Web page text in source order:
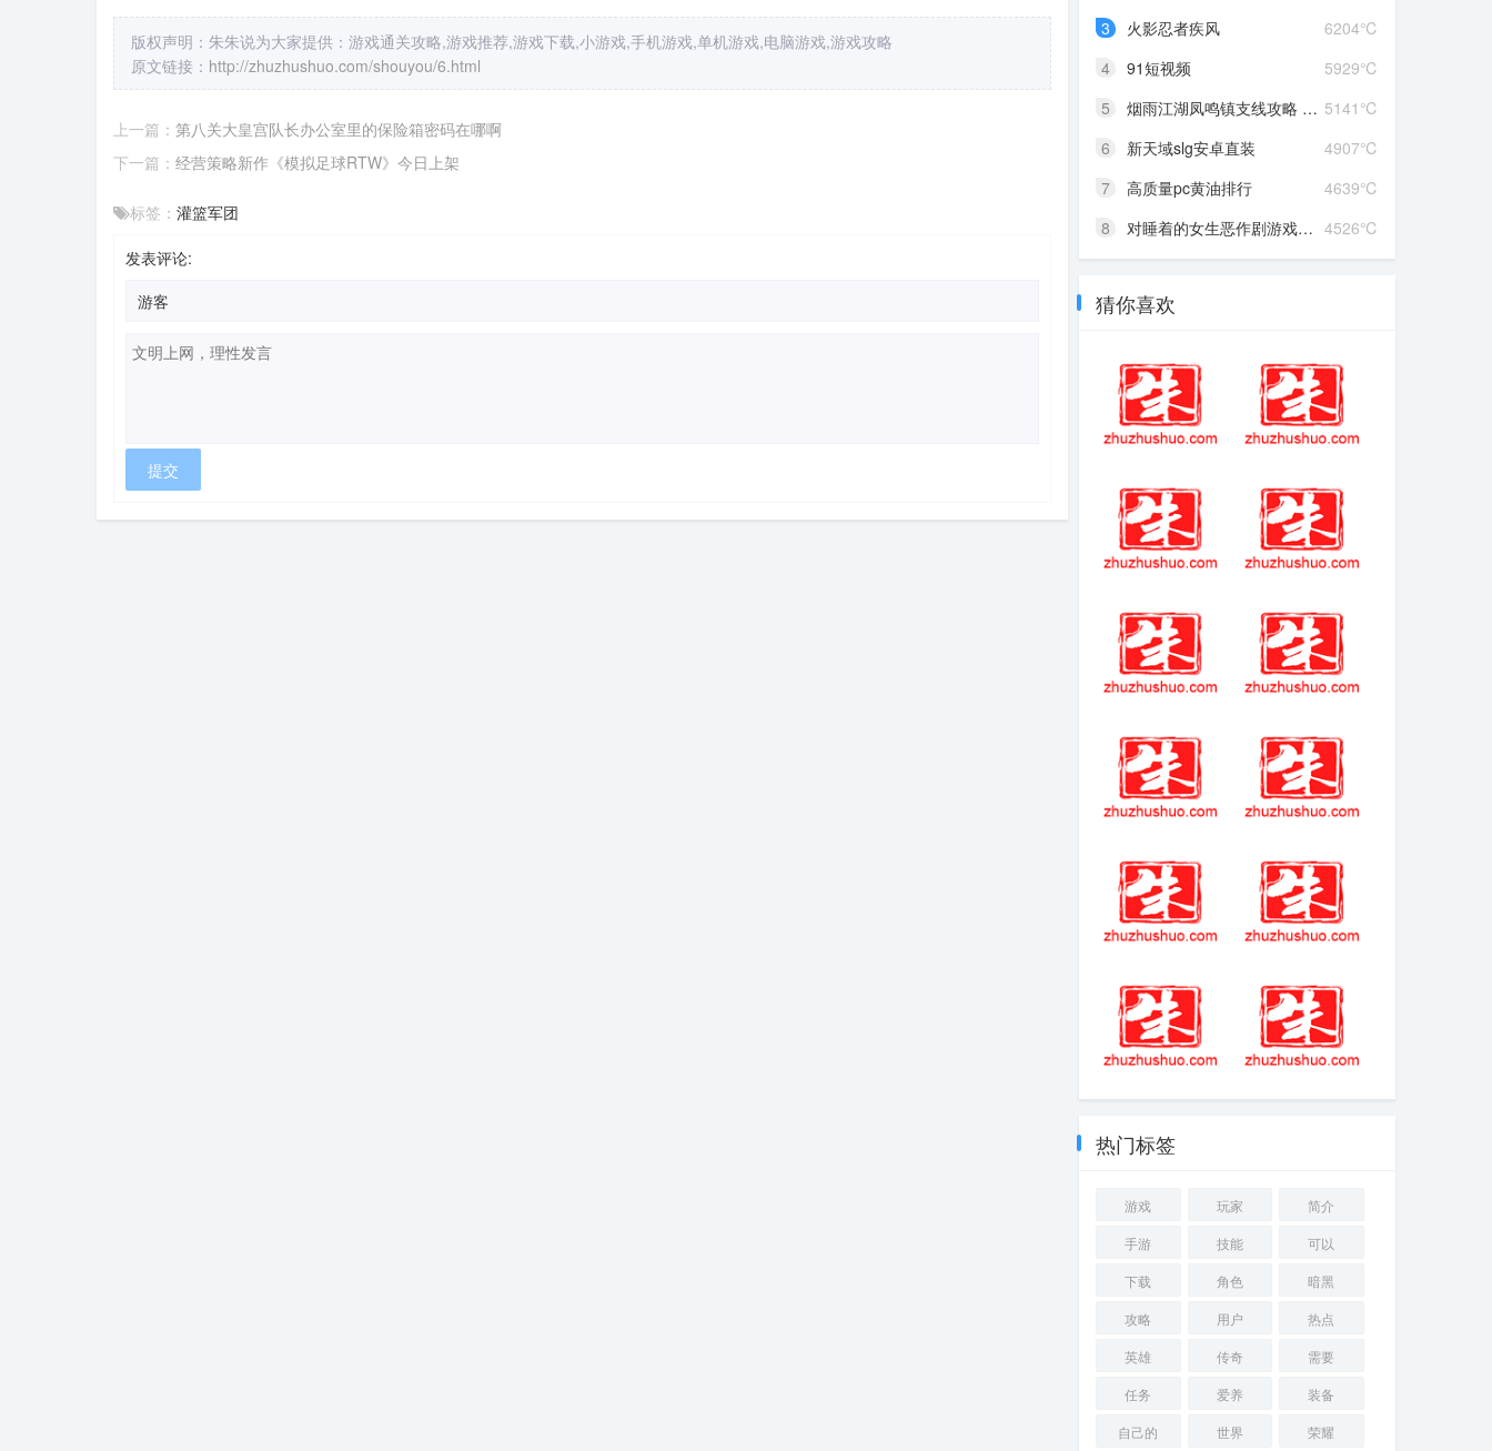
版权声明：朱朱说为大家提供：游戏通关攻略,游戏推荐,游戏下载,小游戏,手机游戏,单机游戏,电脑游戏,游戏攻略
原文链接： http://zhuzhushuo.com/shouyou/6.html
上一篇： 第八关大皇宫队长办公室里的保险箱密码在哪啊
下一篇： 经营策略新作《模拟足球RTW》今日上架
标签： 灌篮军团
发表评论:
6204℃
3
火影忍者疾风
5929℃
4
91短视频
5141℃
5
烟雨江湖凤鸣镇支线攻略 凤...
4907℃
6
新天域slg安卓直装
4639℃
7
高质量pc黄油排行
4526℃
8 对睡着的女生恶作剧游戏攻...
猜你喜欢
邓超、孙俪，突
传消息！
手游游戏
文
换码
顺序
点)-iPhone 17国
行预估价5999元
起 Pro、Pro Max
型号涨价！！
新版
点)-中国“人造太
阳”核心就位，
2030年终极能源
将点亮，西方急
了，全球引爆能
热门标签
游戏 玩家
简介
手游
技能
可以
下载
角色
暗黑
攻略
用户
热点
英雄
传奇
需要
任务
爱养
装备
自己的
世界 荣耀